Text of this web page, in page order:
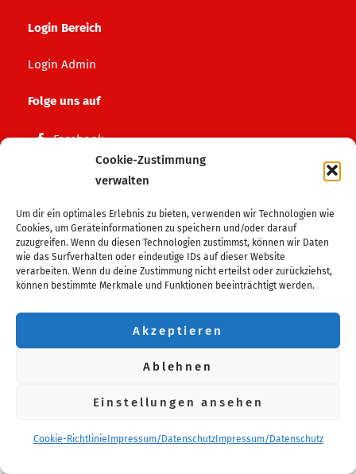
Cookie-Zustimmung
verwalten
Um dir ein optimales Erlebnis zu bieten, verwenden wir Technologien wie
Cookies, um Geräteinformationen zu speichern und/oder darauf
zuzugreifen. Wenn du diesen Technologien zustimmst, können wir Daten
wie das Surfverhalten oder eindeutige IDs auf dieser Website
verarbeiten. Wenn du deine Zustimmung nicht erteilst oder zurückziehst,
können bestimmte Merkmale und Funktionen beeinträchtigt werden.
Akzeptieren
Ablehnen
Einstellungen ansehen
Cookie-Richtlinie Impressum/DatenschutzImpressum/Datenschutz
Login Bereich
Login Admin
Folge uns auf
Facebook
Instagram
Wir sind Mitglied im
Tanzsportverband MV
Deutscher Tanzsportverband
Kreissportbund VG